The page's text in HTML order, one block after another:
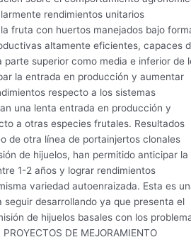
rendimientos unitarios
fruta con huertos manejados bajo
altamente eficientes, capaces
superior como media e inferior de
la entrada en producción y aumentar
respecto a los sistemas
una lenta entrada en producción y
a otras especies frutales. Resultados
de otra línea de portainjertos clonales
de hijuelos, han permitido anticipar la
1-2 años y lograr rendimientos
variedad autoenraizada. Esta es
desarrollando ya que presenta el
de hijuelos basales con los
DE MEJORAMIENTO